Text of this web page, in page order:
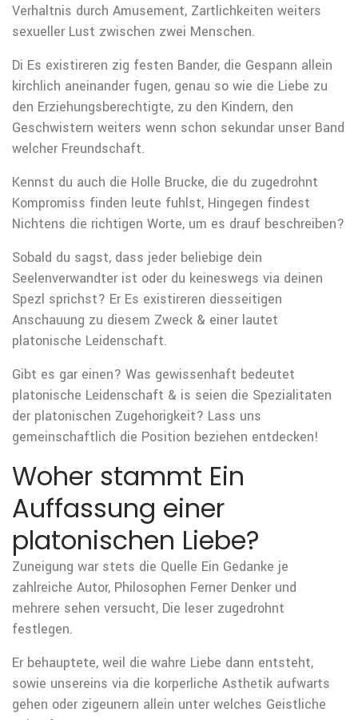
Verhaltnis durch Amusement, Zartlichkeiten weiters
sexueller Lust zwischen zwei Menschen.
Di Es existireren zig festen Bander, die Gespann allein
kirchlich aneinander fugen, genau so wie die Liebe zu
den Erziehungsberechtigte, zu den Kindern, den
Geschwistern weiters wenn schon sekundar unser Band
welcher Freundschaft.
Kennst du auch die Holle Brucke, die du zugedrohnt
Kompromiss finden leute fuhlst, Hingegen findest
Nichtens die richtigen Worte, um es drauf beschreiben?
Sobald du sagst, dass jeder beliebige dein
Seelenverwandter ist oder du keineswegs via deinen
Spezl sprichst? Er Es existireren diesseitigen
Anschauung zu diesem Zweck & einer lautet
platonische Leidenschaft.
Gibt es gar einen? Was gewissenhaft bedeutet
platonische Leidenschaft & is seien die Spezialitaten
der platonischen Zugehorigkeit? Lass uns
gemeinschaftlich die Position beziehen entdecken!
Woher stammt Ein
Auffassung einer
platonischen Liebe?
Zuneigung war stets die Quelle Ein Gedanke je
zahlreiche Autor, Philosophen Ferner Denker und
mehrere sehen versucht, Die leser zugedrohnt
festlegen.
Er behauptete, weil die wahre Liebe dann entsteht,
sowie unsereins via die korperliche Asthetik aufwarts
gehen oder zigeunern allein unter welches Geistliche